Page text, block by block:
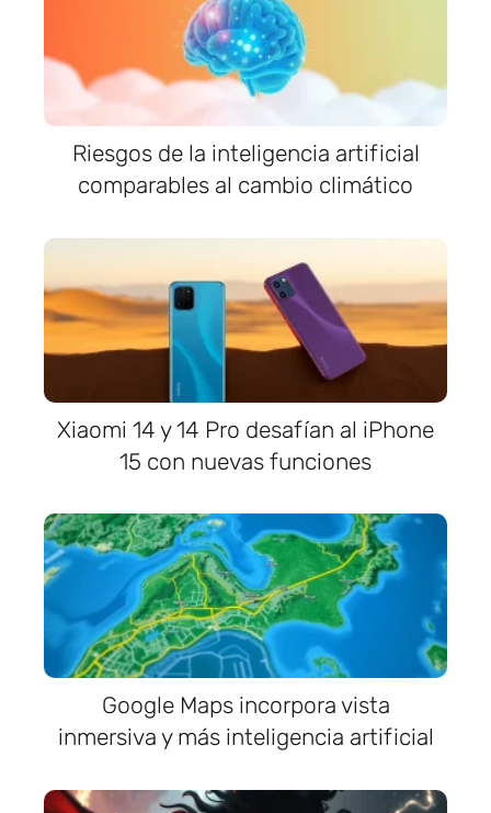
Riesgos de la inteligencia artificial
comparables al cambio climático
Xiaomi 14 y 14 Pro desafían al iPhone
15 con nuevas funciones
Google Maps incorpora vista
inmersiva y más inteligencia artificial